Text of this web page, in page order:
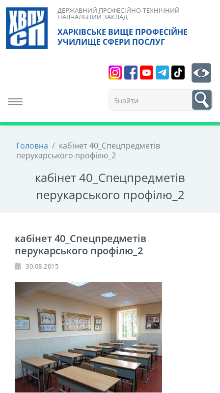
Skip
content
ХАРКІВСЬКЕ ВИЩЕ ПРОФЕСІЙНЕ
УЧИЛИЩЕ СФЕРИ ПОСЛУГ
ДЕРЖАВНИЙ ПРОФЕСІЙНО-ТЕХНІЧНИЙ
НАВЧАЛЬНИЙ ЗАКЛАД
Toggle navigation
1
Головна / кабінет 40_Спецпредметів
перукарського профілю_2
кабінет 40_Спецпредметів
перукарського профілю_2
кабінет 40_Спецпредметів
перукарського профілю_2
30.08.2015